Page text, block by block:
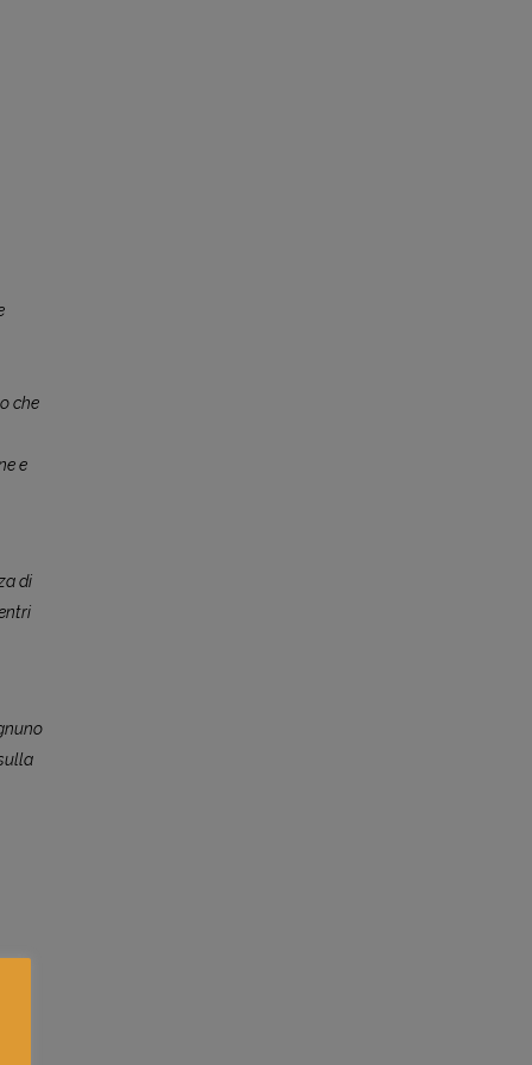
che
e
di